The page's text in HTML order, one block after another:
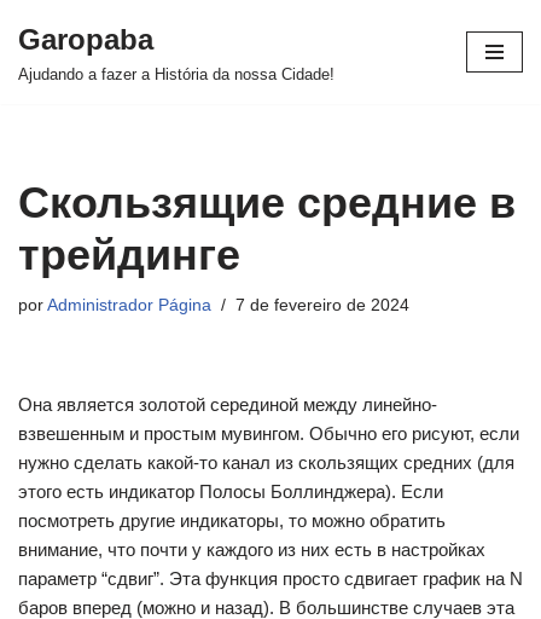
Pular
Garopaba
Ajudando a fazer a História da nossa Cidade!
Скользящие средние в
трейдинге
por Administrador Página 7 de fevereiro de 2024
Она является золотой серединой между линейно-
взвешенным и простым мувингом. Обычно его рисуют, если
нужно сделать какой-то канал из скользящих средних (для
этого есть индикатор Полосы Боллинджера). Если
посмотреть другие индикаторы, то можно обратить
внимание, что почти у каждого из них есть в настройках
параметр “сдвиг”. Эта функция просто сдвигает график на N
баров вперед (можно и назад). В большинстве случаев эта